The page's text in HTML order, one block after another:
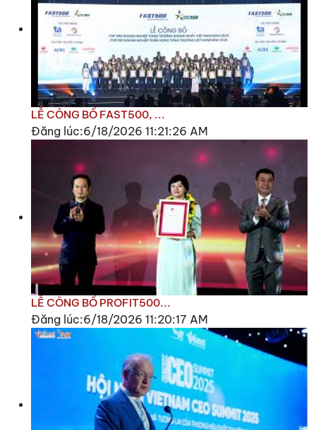
LỄ CÔNG BỐ FAST500, ...
Đăng lúc:6/18/2026 11:21:26 AM
LỄ CÔNG BỐ PROFIT500...
Đăng lúc:6/18/2026 11:20:17 AM